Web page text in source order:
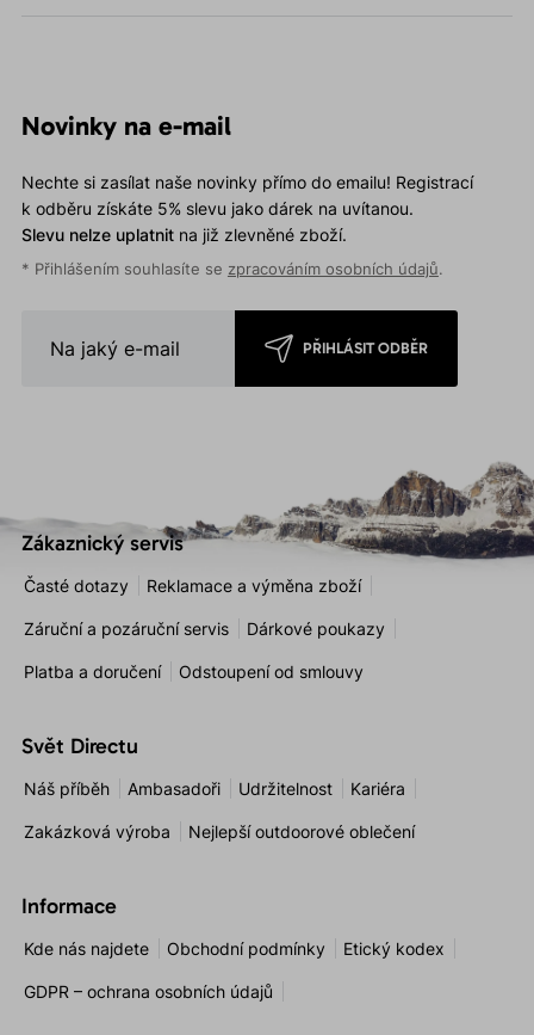
Novinky na e-mail
Nechte si zasílat naše novinky přímo do emailu! Registrací
k odběru získáte 5% slevu jako dárek na uvítanou.
Slevu nelze uplatnitna již zlevněné zboží.
* Přihlášením souhlasíte se zpracováním osobních údajů.
PŘIHLÁSIT ODBĚR
Zákaznický servis
Časté dotazy Reklamace a výměna zboží
Záruční a pozáruční servis Dárkové poukazy
Platba a doručení Odstoupení od smlouvy
Svět Directu
Náš příběh Ambasadoři Udržitelnost Kariéra
Zakázková výroba Nejlepší outdoorové oblečení
Informace
Kde nás najdete Obchodní podmínky Etický kodex
GDPR – ochrana osobních údajů